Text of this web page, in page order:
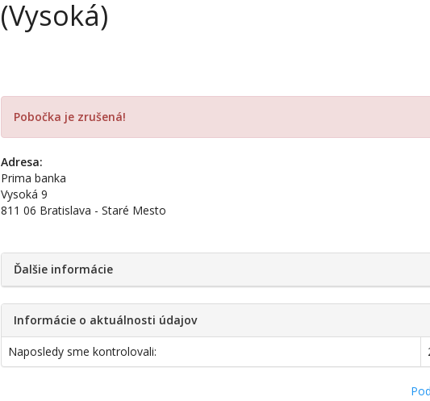
(Vysoká)
Pobočka je zrušená!
Adresa:
Prima banka
Vysoká 9
811 06 Bratislava - Staré Mesto
Ďalšie informácie
Informácie o aktuálnosti údajov
Naposledy sme kontrolovali: